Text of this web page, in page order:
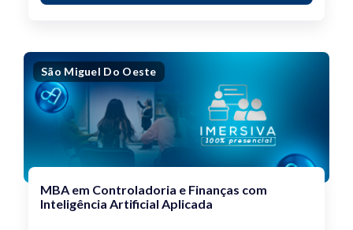
São Miguel Do Oeste
MBA em Controladoria e Finanças com
Inteligência Artificial Aplicada